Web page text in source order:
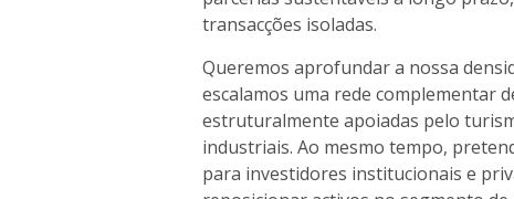
transacções isoladas.
Queremos aprofundar a nossa
escalamos uma rede complementar
estruturalmente apoiadas pelo
industriais. Ao mesmo tempo,
para investidores institucionais e